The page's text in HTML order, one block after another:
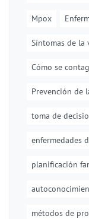
Mpox
Síntomas de la
Cómo se
Prevención de
toma de
enfermedades
planificación
métodos de